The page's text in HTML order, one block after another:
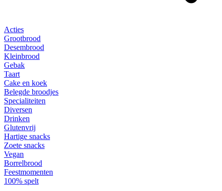
Acties
Grootbrood
Desembrood
Kleinbrood
Gebak
Taart
Cake en koek
Belegde broodjes
Specialiteiten
Diversen
Drinken
Glutenvrij
Hartige snacks
Zoete snacks
Vegan
Borrelbrood
Feestmomenten
100% spelt